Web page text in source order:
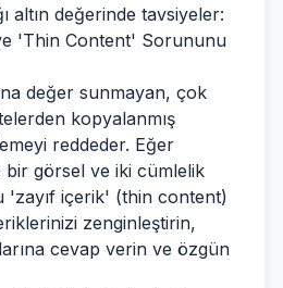
altın değerinde tavsiyeler:
'Thin Content' Sorununu
değer sunmayan, çok
kopyalanmış
reddeder. Eğer
bir görsel ve iki cümlelik
'zayıf içerik' (thin content)
zenginleştirin,
cevap verin ve özgün